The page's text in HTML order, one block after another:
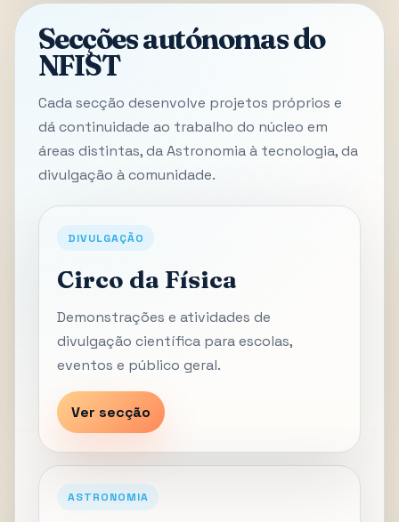
Secções autónomas do
NFIST
Cada secção desenvolve projetos próprios e
dá continuidade ao trabalho do núcleo em
áreas distintas, da Astronomia à tecnologia, da
divulgação à comunidade.
DIVULGAÇÃO
Circo da Física
Demonstrações e atividades de
divulgação científica para escolas,
eventos e público geral.
Ver secção
ASTRONOMIA